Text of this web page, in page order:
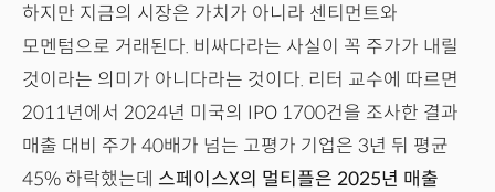
하지만 지금의 시장은 가치가 아니라 센티먼트와
모멘텀으로 거래된다. 비싸다라는 사실이 꼭 주가가 내릴
것이라는 의미가 아니다라는 것이다. 리터 교수에 따르면
2011년에서 2024년 미국의 IPO 1700건을 조사한 결과
매출 대비 주가 40배가 넘는 고평가 기업은 3년 뒤 평균
45% 하락했는데 스페이스X의 멀티플은 2025년 매출